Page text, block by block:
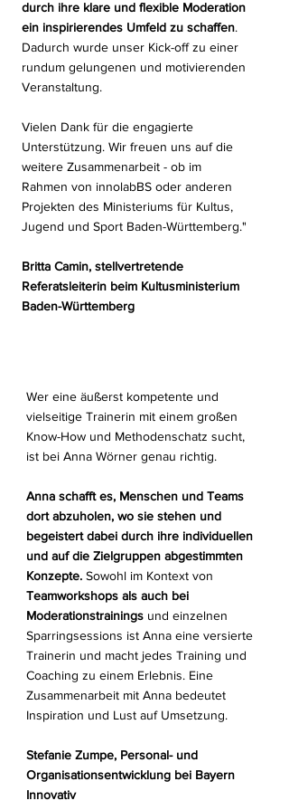
durch ihre klare und flexible Moderation
ein inspirierendes Umfeld zu schaffen.
Dadurch wurde unser Kick-off zu einer
rundum gelungenen und motivierenden
Veranstaltung.
Vielen Dank für die engagierte
Unterstützung. Wir freuen uns auf die
weitere Zusammenarbeit - ob im
Rahmen von innolabBS oder anderen
Projekten des Ministeriums für Kultus,
Jugend und Sport Baden-Württemberg."
Britta Camin, stellvertretende
Referatsleiterin beim Kultusministerium
Baden-Württemberg
Wer eine äußerst kompetente und
vielseitige Trainerin mit einem großen
Know-How und Methodenschatz sucht,
ist bei Anna Wörner genau richtig.
Anna schafft es, Menschen und Teams
dort abzuholen, wo sie stehen und
begeistert dabei durch ihre individuellen
und auf die Zielgruppen abgestimmten
Konzepte. Sowohl im Kontext von
Teamworkshops als auch bei
Moderationstrainings und einzelnen
Sparringsessions ist Anna eine versierte
Trainerin und macht jedes Training und
Coaching zu einem Erlebnis. Eine
Zusammenarbeit mit Anna bedeutet
Inspiration und Lust auf Umsetzung.
Stefanie Zumpe, Personal- und
Organisationsentwicklung bei Bayern
Innovativ